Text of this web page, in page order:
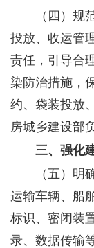
（四）规
投放、收运管
责任，引导合
染防治措施，
约、袋装投放
房城乡建设部
三、强化
（五）明
运输车辆、船
标识、密闭装
录、数据传输